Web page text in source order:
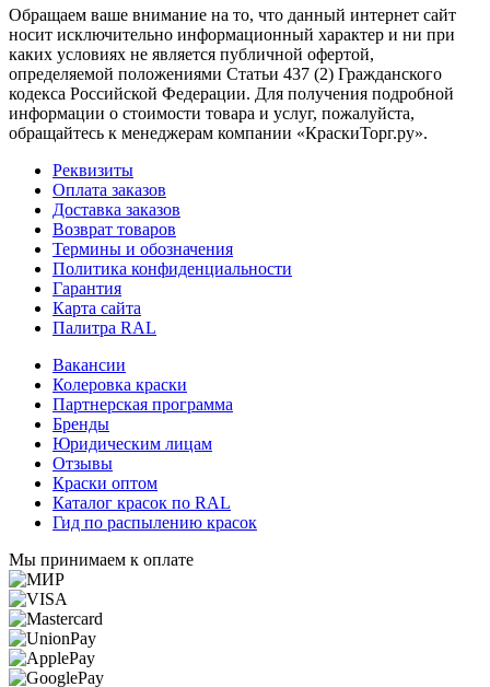
Обращаем ваше внимание на то, что данный интернет сайт
носит исключительно информационный характер и ни при
каких условиях не является публичной офертой,
определяемой положениями Статьи 437 (2) Гражданского
кодекса Российской Федерации. Для получения подробной
информации о стоимости товара и услуг, пожалуйста,
обращайтесь к менеджерам компании «КраскиТорг.ру».
Реквизиты
Оплата заказов
Доставка заказов
Возврат товаров
Термины и обозначения
Политика конфиденциальности
Гарантия
Карта сайта
Палитра RAL
Вакансии
Колеровка краски
Партнерская программа
Бренды
Юридическим лицам
Отзывы
Краски оптом
Каталог красок по RAL
Гид по распылению красок
Мы принимаем к оплате